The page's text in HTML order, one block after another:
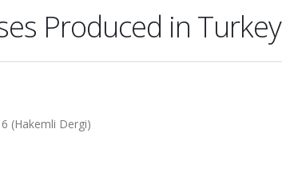
Produced in Turkey
(Hakemli Dergi)